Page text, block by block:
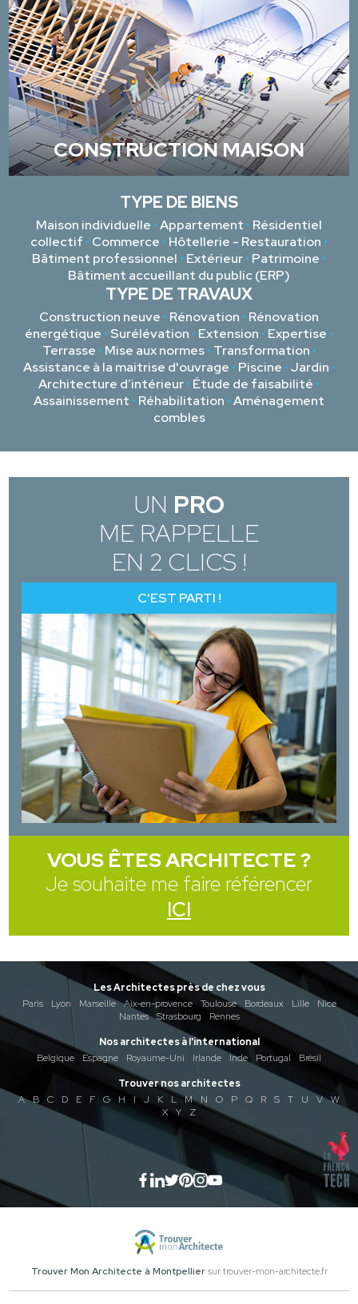
CONSTRUCTION MAISON
TYPE DE BIENS
Maison individuelle •Appartement • Résidentiel
collectif • Commerce • Hôtellerie - Restauration •
Bâtiment professionnel • Extérieur• Patrimoine •
Bâtiment accueillant du public (ERP)
TYPE DE TRAVAUX
Construction neuve • Rénovation • Rénovation
énergétique • Surélévation • Extension • Expertise •
Terrasse • Mise aux normes • Transformation •
Assistance à la maitrise d'ouvrage • Piscine •Jardin •
Architecture d’intérieur• Étude de faisabilité •
Assainissement • Réhabilitation •Aménagement
combles
UN PRO
ME RAPPELLE
EN 2 CLICS !
C'EST PARTI !
VOUS ÊTES ARCHITECTE ?
Je souhaite me faire référencer
ICI
Les Architectes près de chez vous
Paris
Lyon Marseille Aix-en-provence Toulouse Bordeaux Lille
Nice
Nantes
Strasbourg
Rennes
Nos architectes à l'international
Belgique
Espagne Royaume-Uni Irlande Inde Portugal
Brésil
Trouver nos architectes
A
B C D E F G H I J K L M N O P Q R S T U V
W
X
Y Z
Trouver Mon Architecte à Montpelliersur trouver-mon-architecte.fr